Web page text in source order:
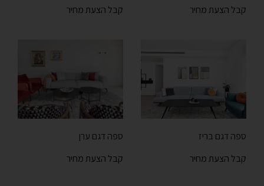
קבל הצעת מחיר
קבל הצעת מחיר
ספה דגם בריז
קבל הצעת מחיר
ספה דגם ערן
קבל הצעת מחיר